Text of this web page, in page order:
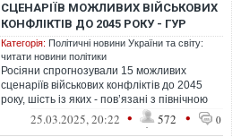
СЦЕНАРІЇВ МОЖЛИВИХ ВІЙСЬКОВИХ
КОНФЛІКТІВ ДО 2045 РОКУ - ГУР
Категорія: Політичні новини України та світу:
читати новини політики
Росіяни спрогнозували 15 можливих
сценаріїв військових конфліктів до 2045
року, шість із яких - пов’язані з північною
Європою25.03.2025, 20:22 • 572 • 0